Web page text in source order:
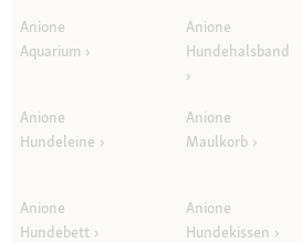
Anione
Aquarium
Anione
Hundehalsband
Anione
Hundeleine
Anione
Maulkorb
Anione
Hundebett
Anione
Hundekissen